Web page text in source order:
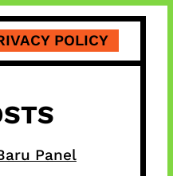
POLICY
Panel